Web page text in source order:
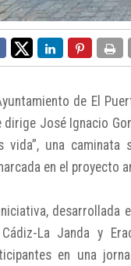
de El
dirige José Ignacio
vida”, una
en el proyecto
desarrollada
La Janda y
en una